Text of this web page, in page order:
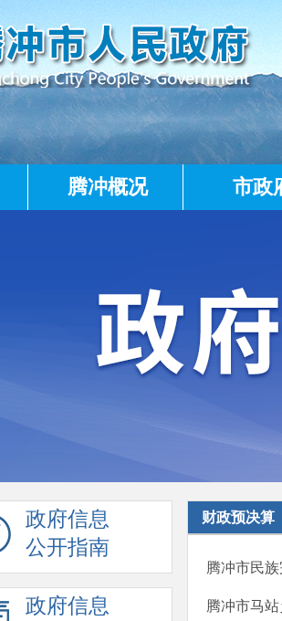
腾冲概况 市政
政府信息
公开指南
政府信息
财政预决算
腾冲市民
腾冲市马